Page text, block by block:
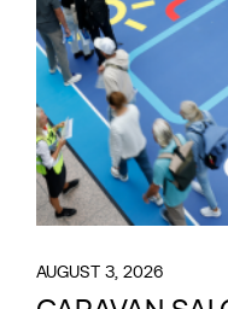
AUGUST 3, 2026